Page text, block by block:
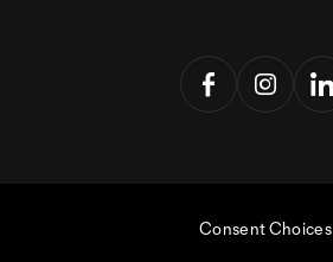
Consent Choices